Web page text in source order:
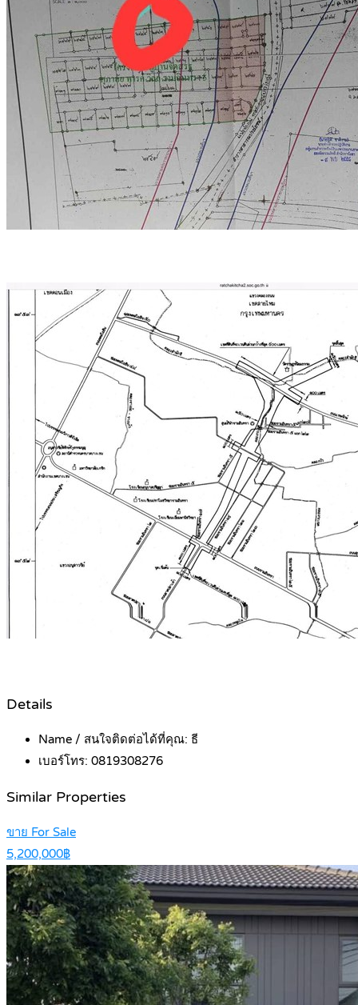
Details
Name / สนใจติดต่อได้ที่คุณ: ธี
เบอร์โทร: 0819308276
Similar Properties
ขาย For Sale
5,200,000฿